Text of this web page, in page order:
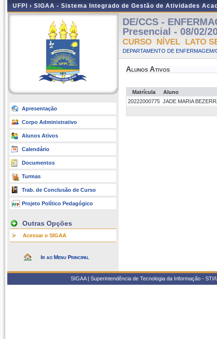
UFPI › SIGAA - Sistema Integrado de Gestão de Atividades
Apresentação
Corpo Administrativo
Alunos Ativos
Calendário
Documentos
Turmas
Trab. de Conclusão de Curso
Projeto Político Pedagógico
Outras Opções
Acessar o SIGAA
Ir ao Menu Principal
DE/CCS -
Presencial - 08/02/
CURSO NÍVEL LATO
DEPARTAMENTO DE
Alunos Ativos
Matrícula
Aluno
20222000775 JADE MARIA
SIGAA | Superintendência de Tecnologia da Informação -